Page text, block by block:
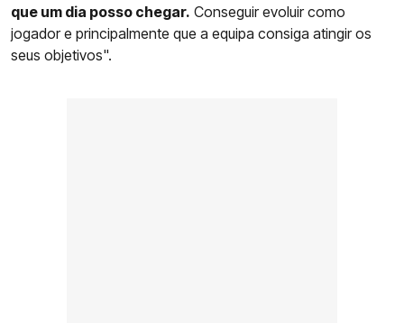
que um dia posso chegar. Conseguir evoluir como
jogador e principalmente que a equipa consiga atingir os
seus objetivos".